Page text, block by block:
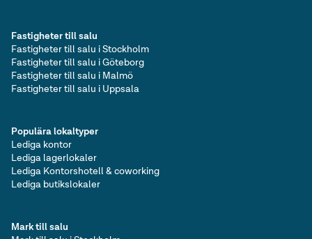
Populära lokaltyper
Lediga kontor
Lediga lagerlokaler
Lediga Kontorshotell & coworking
Lediga butikslokaler
Fastigheter till salu
Fastigheter till salu i Stockholm
Fastigheter till salu i Göteborg
Fastigheter till salu i Malmö
Fastigheter till salu i Uppsala
Mark till salu